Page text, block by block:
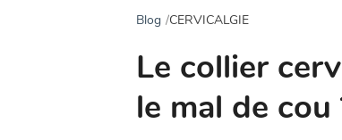
Blog CERVICALGIE
Le collier
le mal de cou